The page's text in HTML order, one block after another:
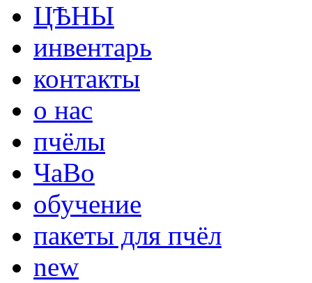
ЦѢНЫ
инвентарь
контакты
о нас
пчёлы
ЧаВо
обучение
пакеты для пчёл
new